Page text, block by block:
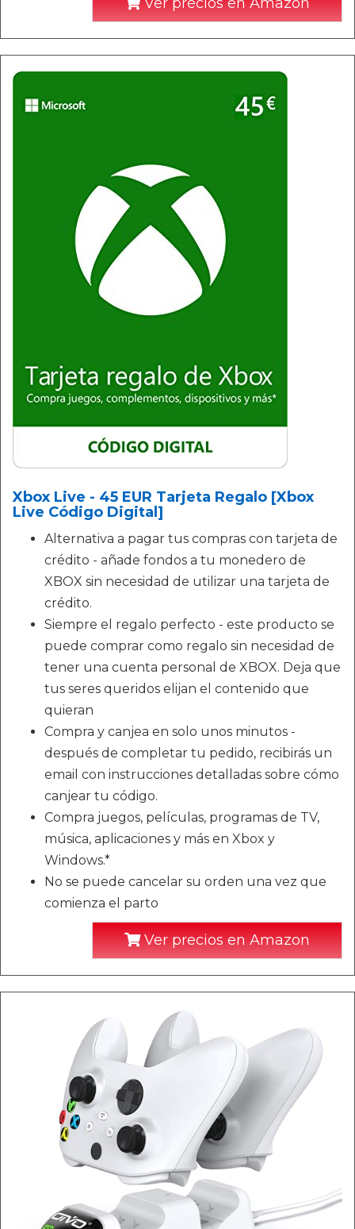
Xbox Live - 45 EUR Tarjeta Regalo [Xbox
Live Código Digital]
Alternativa a pagar tus compras con tarjeta de
crédito - añade fondos a tu monedero de
XBOX sin necesidad de utilizar una tarjeta de
crédito.
Siempre el regalo perfecto - este producto se
puede comprar como regalo sin necesidad de
tener una cuenta personal de XBOX. Deja que
tus seres queridos elijan el contenido que
quieran
Compra y canjea en solo unos minutos -
después de completar tu pedido, recibirás un
email con instrucciones detalladas sobre cómo
canjear tu código.
Compra juegos, películas, programas de TV,
música, aplicaciones y más en Xbox y
Windows.*
No se puede cancelar su orden una vez que
comienza el parto
Ver precios en Amazon